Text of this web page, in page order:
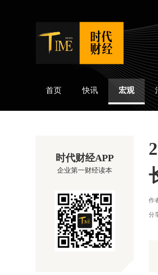
时代财经
首页 快讯 宏观
时代财经APP
企业第一财经读本
作
分